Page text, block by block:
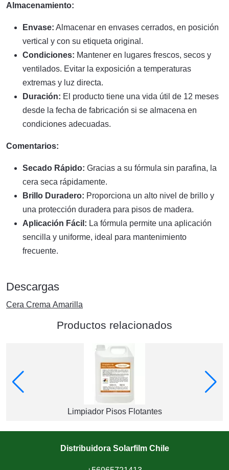
Almacenamiento:
Envase: Almacenar en envases cerrados, en posición
vertical y con su etiqueta original.
Condiciones: Mantener en lugares frescos, secos y
ventilados. Evitar la exposición a temperaturas
extremas y luz directa.
Duración: El producto tiene una vida útil de 12 meses
desde la fecha de fabricación si se almacena en
condiciones adecuadas.
Comentarios:
Secado Rápido: Gracias a su fórmula sin parafina, la
cera seca rápidamente.
Brillo Duradero: Proporciona un alto nivel de brillo y
una protección duradera para pisos de madera.
Aplicación Fácil: La fórmula permite una aplicación
sencilla y uniforme, ideal para mantenimiento
frecuente.
Descargas
Cera Crema Amarilla
Productos relacionados
Limpiador Pisos Flotantes
Distribuidora Solarfilm Chile